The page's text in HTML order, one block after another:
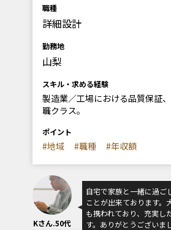
職種
詳細設計
勤務地
山梨
スキル・求める経験
製造業／工場における品質保証
職クラス。
ポイント
#地域 #職種 #年収額
Kさん.50代
自宅で家族と一緒に過ご
ことが出来ております。
も携われており、充実し
す。ありがとうございま